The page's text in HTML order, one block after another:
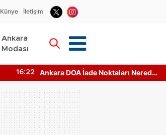
Künye İletişim
Ankara
Modası
16:22
Ankara DOA İade Noktaları Nerede?
Makineler Çalışıyor mu?